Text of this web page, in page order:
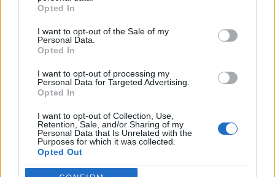
grant or deny consent to Google and its third-party tags to
use your data for below specified purposes in below Google
consent section.
Opted In
I want to opt-out of the Sale of my
Personal Data.
Opted In
I want to opt-out of processing my
Personal Data for Targeted Advertising.
Opted In
I want to opt-out of Collection, Use,
Retention, Sale, and/or Sharing of my
Personal Data that Is Unrelated with the
Purposes for which it was collected.
Opted Out
NÉPI